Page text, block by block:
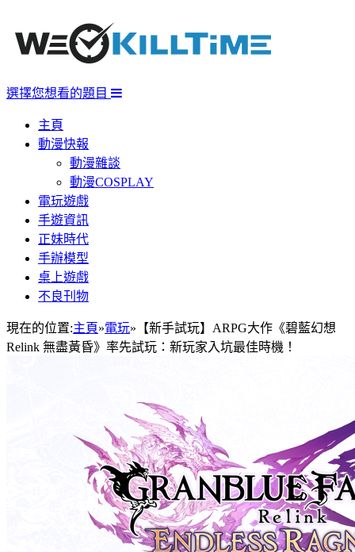
選擇您想看的題目
主頁
動漫快報
動漫雜談
動漫COSPLAY
電玩遊戲
手遊資訊
正妹時代
手辦模型
桌上遊戲
不良刊物
現在的位置:主頁»電玩» 【新手試玩】ARPG大作《碧藍幻想
Relink 無盡黃昏》率先試玩：新玩家入坑最佳時機！